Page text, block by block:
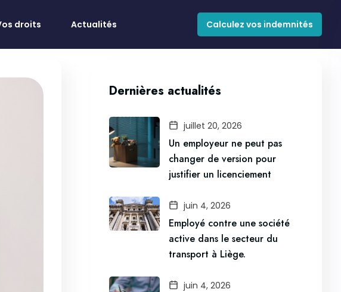
droits Actualités Calculez vos indemnités
Dernières actualités
juillet 20, 2026
Un employeur ne peut pas
changer de version pour
justifier un licenciement
juin 4, 2026
Employé contre une société
active dans le secteur du
transport à Liège.
juin 4, 2026